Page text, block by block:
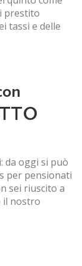
prestito
tassi e delle
da oggi si può
per pensionati
sei riuscito a
il nostro